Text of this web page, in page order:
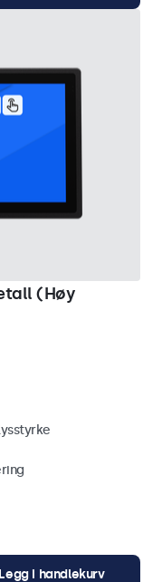
(Høy
Legg i handlekurv